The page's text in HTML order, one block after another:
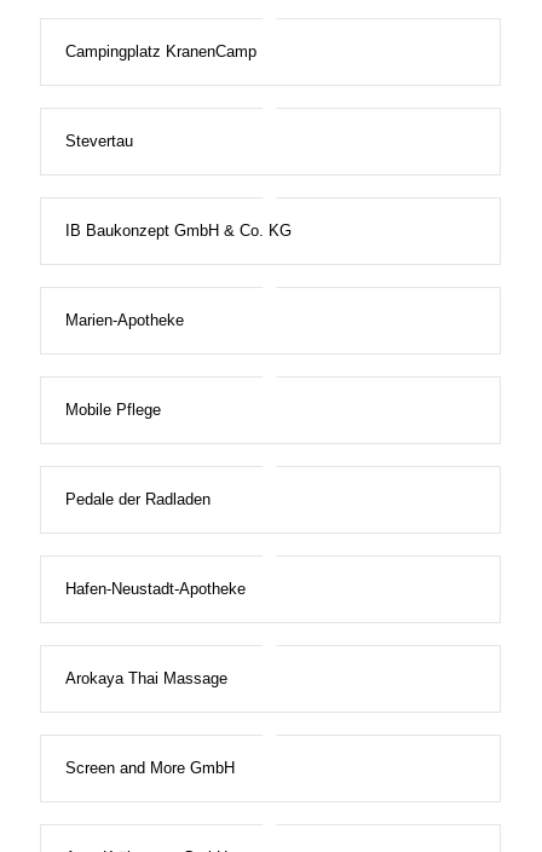
Campingplatz KranenCamp
Stevertau
IB Baukonzept GmbH & Co. KG
Marien-Apotheke
Mobile Pflege
Pedale der Radladen
Hafen-Neustadt-Apotheke
Arokaya Thai Massage
Screen and More GmbH